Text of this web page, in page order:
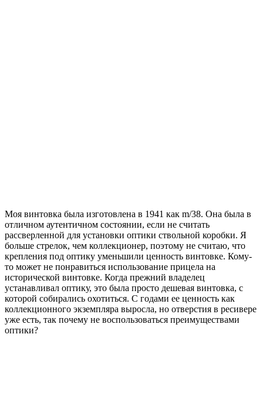
Моя винтовка была изготовлена в 1941 как m/38. Она была в
отличном аутентичном состоянии, если не считать
рассверленной для установки оптики ствольной коробки. Я
больше стрелок, чем коллекционер, поэтому не считаю, что
крепления под оптику уменьшили ценность винтовке. Кому-
то может не понравиться использование прицела на
исторической винтовке. Когда прежний владелец
устанавливал оптику, это была просто дешевая винтовка, с
которой собирались охотиться. С годами ее ценность как
коллекционного экземпляра выросла, но отверстия в ресивере
уже есть, так почему не воспользоваться преимуществами
оптики?